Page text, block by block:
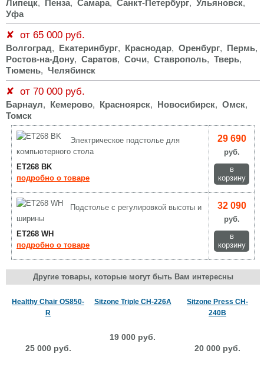
Липецк, Пенза, Самара, Санкт-Петербург, Ульяновск,
Уфа
✘ от 65 000 руб.
Волгоград, Екатеринбург, Краснодар, Оренбург, Пермь,
Ростов-на-Дону, Саратов, Сочи, Ставрополь, Тверь,
Тюмень, Челябинск
✘ от 70 000 руб.
Барнаул, Кемерово, Красноярск, Новосибирск, Омск,
Томск
Электрическое подстолье для
компьютерного стола
ET268 BK
подробно о товаре
29 690
руб.
в
корзину
Подстолье с регулировкой высоты и
ширины
ET268 WH
подробно о товаре
32 090
руб.
в
корзину
Другие товары, которые могут быть Вам интересны
Healthy Chair OS850-
R
25 000 руб.
Sitzone Triple CH-226A
19 000 руб.
Sitzone Press CH-
240B
20 000 руб.